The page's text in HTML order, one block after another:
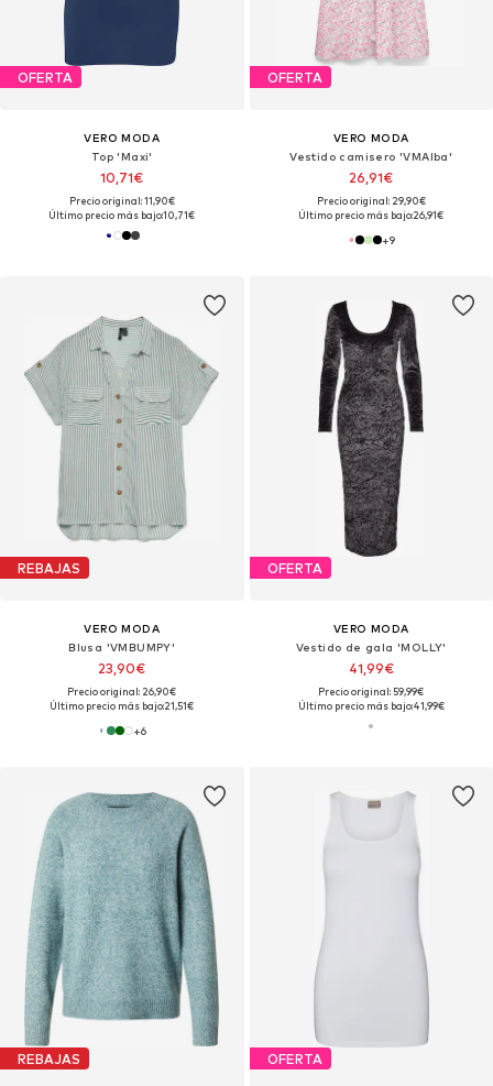
OFERTA
VERO MODA
Top 'Maxi'
10,71€
Precio original: 11,90€
Último precio más bajo:10,71€
OFERTA
VERO MODA
Vestido camisero 'VMAlba'
26,91€
Precio original: 29,90€
Último precio más bajo:26,91€
+9
REBAJAS
VERO MODA
Blusa 'VMBUMPY'
23,90€
Precio original: 26,90€
Último precio más bajo:21,51€
+6
OFERTA
VERO MODA
Vestido de gala 'MOLLY'
41,99€
Precio original: 59,99€
Último precio más bajo:41,99€
REBAJAS OFERTA